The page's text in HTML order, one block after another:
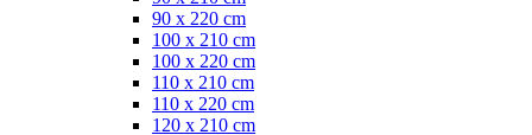
90 x 220 cm
100 x 210 cm
100 x 220 cm
110 x 210 cm
110 x 220 cm
120 x 210 cm